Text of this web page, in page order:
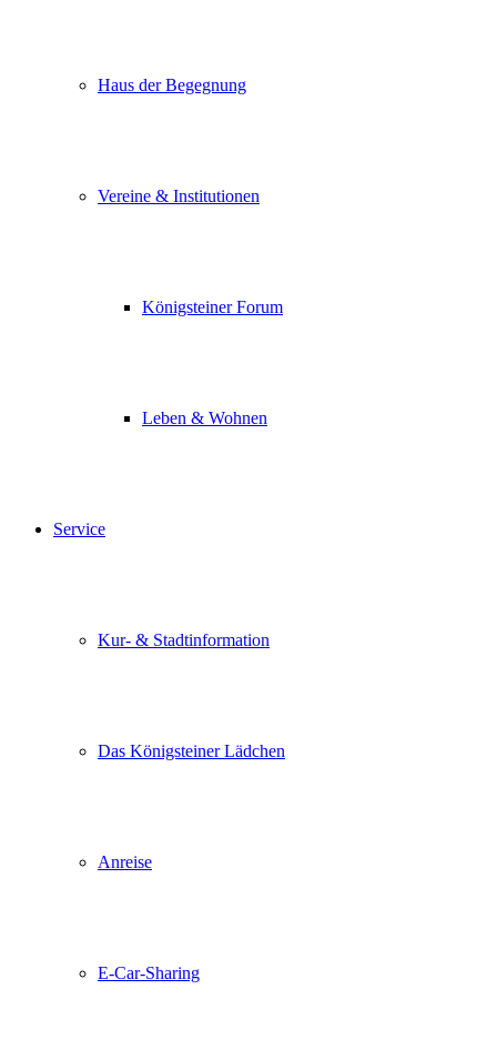
Haus der Begegnung
Vereine & Institutionen
Königsteiner Forum
Leben & Wohnen
Service
Kur- & Stadtinformation
Das Königsteiner Lädchen
Anreise
E-Car-Sharing